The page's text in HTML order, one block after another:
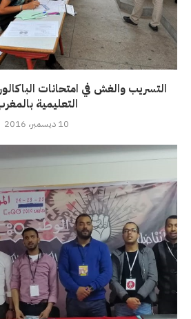
التسريب والغش في امتحانات
التعليمية
10 ديسمبر، 2016